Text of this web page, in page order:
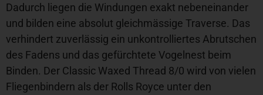
Dadurch liegen die Windungen exakt nebeneinander
und bilden eine absolut gleichmässige Traverse. Das
verhindert zuverlässig ein unkontrolliertes Abrutschen
des Fadens und das gefürchtete Vogelnest beim
Binden. Der Classic Waxed Thread 8/0 wird von vielen
Fliegenbindern als der Rolls Royce unter den